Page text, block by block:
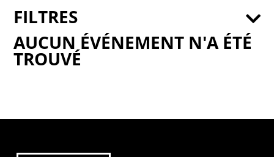
AUCUN ÉVÉNEMENT N'A ÉTÉ
TROUVÉ
FILTRES